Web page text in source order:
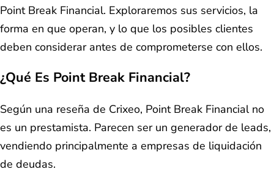
Point Break Financial. Exploraremos sus servicios, la
forma en que operan, y lo que los posibles clientes
deben considerar antes de comprometerse con ellos.
¿Qué Es Point Break Financial?
Según una reseña de Crixeo, Point Break Financial no
es un prestamista. Parecen ser un generador de leads,
vendiendo principalmente a empresas de liquidación
de deudas.